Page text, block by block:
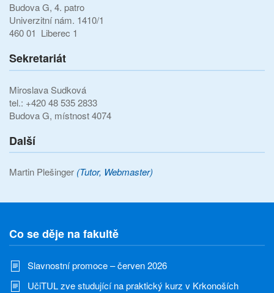
Budova G, 4. patro
Univerzitní nám. 1410/1
460 01 Liberec 1
Sekretariát
Miroslava Sudková
tel.: +420 48 535 2833
Budova G, místnost 4074
Další
Martin Plešinger (Tutor, Webmaster)
Co se děje na fakultě
Slavnostní promoce – červen 2026
UčiTUL zve studující na praktický kurz v Krkonoších